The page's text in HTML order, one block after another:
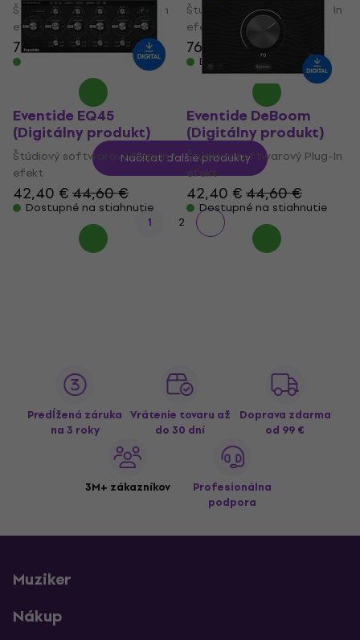
Štúdiový softwarový Plug-In
efekt
76,50 €
Dostupné na stiahnutie
Štúdiový softwarový Plug-In
efekt
76,50 €
Dostupné na stiahnutie
Eventide EQ45
(Digitálny produkt)
Štúdiový softwarový Plug-In
efekt
42,40 €44,60 €
Dostupné na stiahnutie
Eventide DeBoom
(Digitálny produkt)
Štúdiový softwarový Plug-In
efekt
42,40 €44,60 €
Dostupné na stiahnutie
Načítať ďalšie produkty
1 2
Predĺžená záruka
na 3 roky
Vrátenie tovaru až
do 30 dní
Doprava zdarma
od 99 €
3M+ zákazníkov
Profesionálna
podpora
Muziker
Nákup